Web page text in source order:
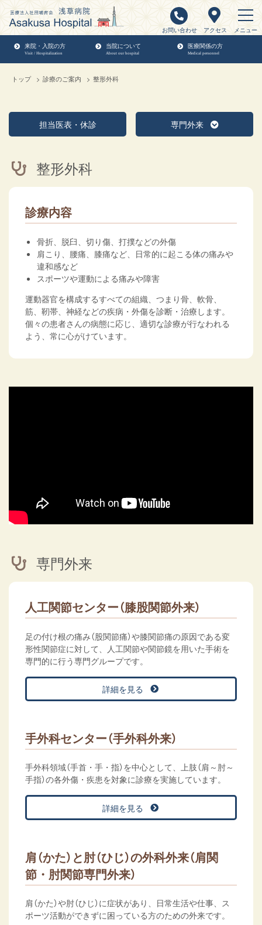
メニュー
お問い合わせ アクセス
来院・入院の方
Visit / Hospitalization
当院について
About our hospital
医療関係の方
Medical personnel
トップ 診療のご案内 整形外科
担当医表・休診 専門外来
整形外科
診療内容
骨折、脱臼、切り傷、打撲などの外傷
肩こり、腰痛、膝痛など、日常的に起こる体の痛みや
違和感など
スポーツや運動による痛みや障害
運動器官を構成するすべての組織、つまり骨、軟骨、
筋、靭帯、神経などの疾病・外傷を診断・治療します。
個々の患者さんの病態に応じ、適切な診療が行なわれる
よう、常に心がけています。
専門外来
人工関節センター（膝股関節外来）
足の付け根の痛み（股関節痛）や膝関節痛の原因である変
形性関節症に対して、人工関節や関節鏡を用いた手術を
専門的に行う専門グループです。
詳細を見る
手外科センター（手外科外来）
手外科領域（手首・手・指）を中心として、上肢（肩～肘～
手指）の各外傷・疾患を対象に診療を実施しています。
詳細を見る
肩（かた）と肘（ひじ）の外科外来（肩関
節・肘関節専門外来）
肩（かた）や肘（ひじ）に症状があり、日常生活や仕事、ス
ポーツ活動ができずに困っている方のための外来です。